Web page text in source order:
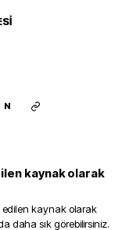
N
kaynak olarak
edilen kaynak olarak
daha sık görebilirsiniz.